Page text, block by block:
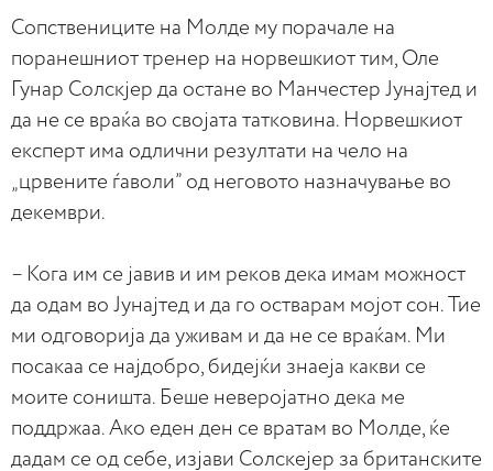
Сопствениците на Молде му порачале на
поранешниот тренер на норвешкиот тим, Оле
Гунар Солскјер да остане во Манчестер Јунајтед и
да не се враќа во својата татковина. Норвешкиот
експерт има одлични резултати на чело на
„црвените ѓаволи” од неговото назначување во
декември.
– Кога им се јавив и им реков дека имам можност
да одам во Јунајтед и да го остварам мојот сон. Тие
ми одговорија да уживам и да не се враќам. Ми
посакаа се најдобро, бидејќи знаеја какви се
моите соништа. Беше неверојатно дека ме
поддржаа. Ако еден ден се вратам во Молде, ќе
дадам се од себе, изјави Солскејер за британските